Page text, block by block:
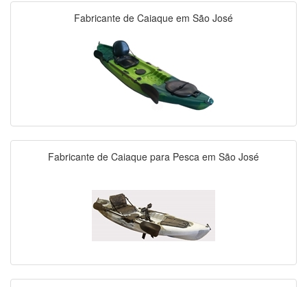
Fabricante de Caiaque em São José
Fabricante de Caiaque para Pesca em São José